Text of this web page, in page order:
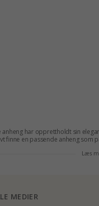
anheng har opprettholdt sin
finne en passende anheng som
. Kjøpe store
Læs
MEDIER